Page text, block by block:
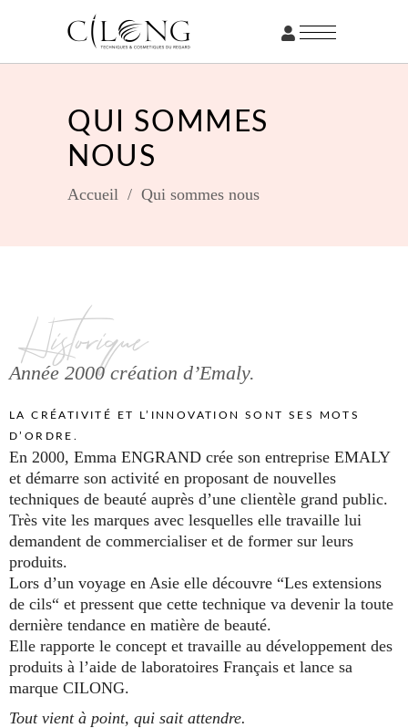
QUI SOMMES
NOUS
Accueil / Qui sommes nous
Historique
Année 2000 création d’Emaly.
LA CRÉATIVITÉ ET L’INNOVATION SONT SES MOTS
D’ORDRE.
En 2000, Emma ENGRAND crée son entreprise EMALY
et démarre son activité en proposant de nouvelles
techniques de beauté auprès d’une clientèle grand public.
Très vite les marques avec lesquelles elle travaille lui
demandent de commercialiser et de former sur leurs
produits.
Lors d’un voyage en Asie elle découvre “Les extensions
de cils“ et pressent que cette technique va devenir la toute
dernière tendance en matière de beauté.
Elle rapporte le concept et travaille au développement des
produits à l’aide de laboratoires Français et lance sa
marque CILONG.
Tout vient à point, qui sait attendre.